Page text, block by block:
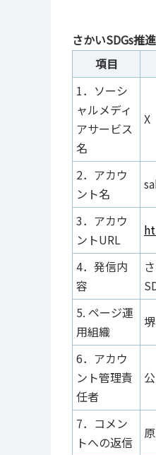
さかいSDGs推
項目
1．ソーシ
ャルメディ
アサービス
名
X
2．アカウ
ント名
3．アカウ
ントURL
4．発信内
容
5. ページ運
用組織
6．アカウ
ント管理責
任者
7．コメン
トへの返信